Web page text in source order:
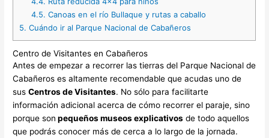
4.5. Canoas en el río Bullaque y rutas a caballo
5. Cuándo ir al Parque Nacional de Cabañeros
Centro de Visitantes en Cabañeros
Antes de empezar a recorrer las tierras del Parque Nacional de
Cabañeros es altamente recomendable que acudas uno de
susCentros de Visitantes. No sólo para facilitarte
información adicional acerca de cómo recorrer el paraje, sino
porque son pequeños museos explicativos de todo aquellos
que podrás conocer más de cerca a lo largo de la jornada.